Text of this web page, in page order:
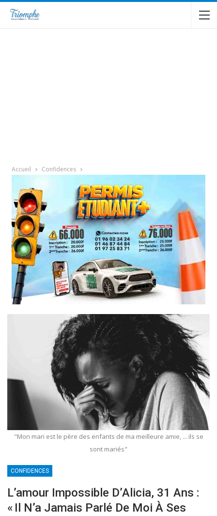
Accueil Confidences
"Mon mari est le père des enfants de ma meilleure amie, ... ils se
sont mariés"
CONFIDENCES
L’amour Impossible D’Alicia, 31 Ans :
« Il N’a Jamais Parlé De Moi À Ses